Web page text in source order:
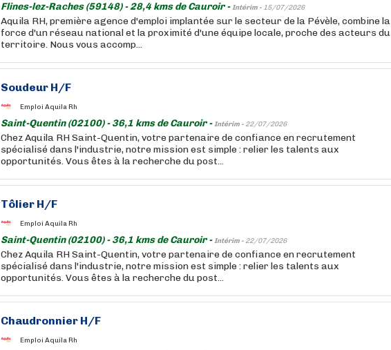
Flines-lez-Raches (59148) - 28,4 kms de Cauroir -Intérim - 15/07/2026
Aquila RH, première agence d'emploi implantée sur le secteur de la Pévèle, combine la
force d'un réseau national et la proximité d'une équipe locale, proche des acteurs du
territoire. Nous vous accomp...
Soudeur H/F
Emploi Aquila Rh
Saint-Quentin (02100) - 36,1 kms de Cauroir -Intérim - 22/07/2026
Chez Aquila RH Saint-Quentin, votre partenaire de confiance en recrutement
spécialisé dans l'industrie, notre mission est simple : relier les talents aux
opportunités. Vous êtes à la recherche du post...
Tôlier H/F
Emploi Aquila Rh
Saint-Quentin (02100) - 36,1 kms de Cauroir -Intérim - 22/07/2026
Chez Aquila RH Saint-Quentin, votre partenaire de confiance en recrutement
spécialisé dans l'industrie, notre mission est simple : relier les talents aux
opportunités. Vous êtes à la recherche du post...
Chaudronnier H/F
Emploi Aquila Rh